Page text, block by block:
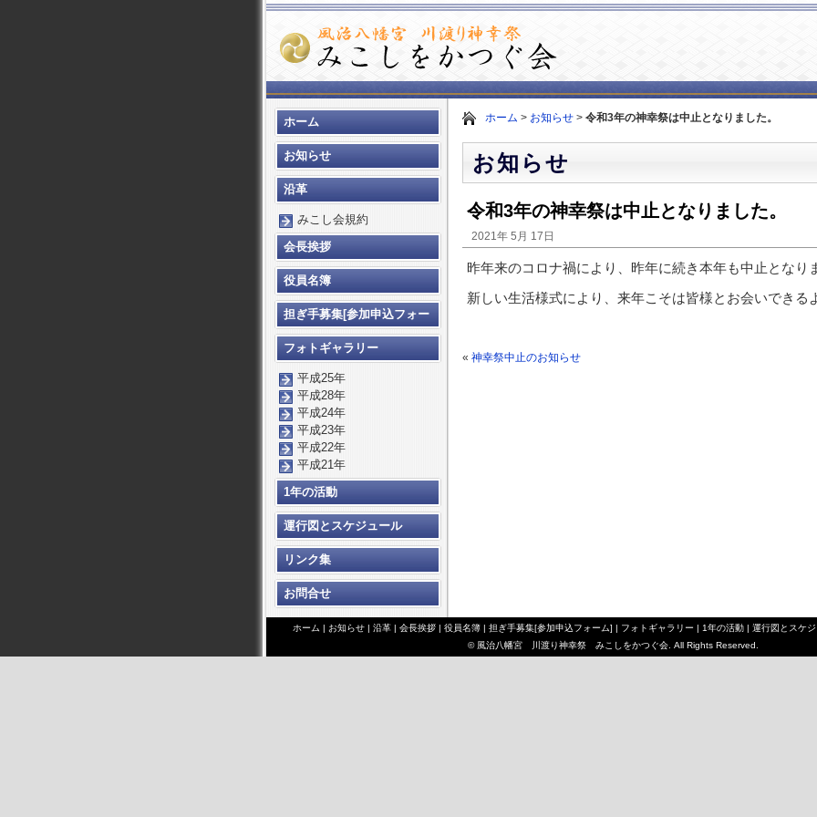
ホーム > お知らせ > 令和3年の神幸祭は中止となりました。
お知らせ
令和3年の神幸祭は中止となりました。
2021年 5月 17日
昨年来のコロナ禍により、昨年に続き本年も中止となり
新しい生活様式により、来年こそは皆様とお会いできる
« 神幸祭中止のお知らせ
ホーム
お知らせ
沿革
みこし会規約
会長挨拶
役員名簿
担ぎ手募集[参加申込フォー
ム]
フォトギャラリー
平成25年
平成28年
平成24年
平成23年
平成22年
平成21年
1年の活動
運行図とスケジュール
リンク集
お問合せ
ホーム | お知らせ | 沿革 | 会長挨拶 | 役員名簿 | 担ぎ手募集[参加申込フォーム] | フォトギャラリー | 1年の活動 | 運行図とスケ
© 風治八幡宮 川渡り神幸祭 みこしをかつぐ会. All Rights Reserved.